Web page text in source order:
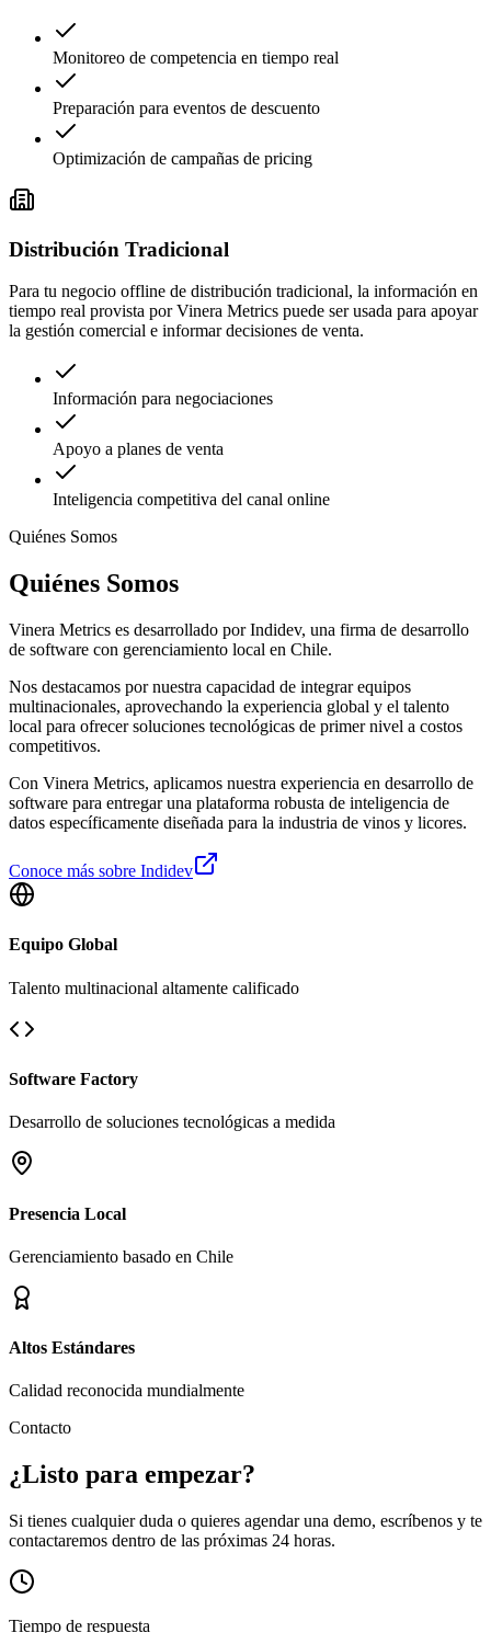
Monitoreo de competencia en tiempo real
Preparación para eventos de descuento
Optimización de campañas de pricing
Distribución Tradicional
Para tu negocio offline de distribución tradicional, la información en
tiempo real provista por Vinera Metrics puede ser usada para apoyar
la gestión comercial e informar decisiones de venta.
Información para negociaciones
Apoyo a planes de venta
Inteligencia competitiva del canal online
Quiénes Somos
Quiénes Somos
Vinera Metrics es desarrollado por Indidev, una firma de desarrollo
de software con gerenciamiento local en Chile.
Nos destacamos por nuestra capacidad de integrar equipos
multinacionales, aprovechando la experiencia global y el talento
local para ofrecer soluciones tecnológicas de primer nivel a costos
competitivos.
Con Vinera Metrics, aplicamos nuestra experiencia en desarrollo de
software para entregar una plataforma robusta de inteligencia de
datos específicamente diseñada para la industria de vinos y licores.
Conoce más sobre Indidev
Equipo Global
Talento multinacional altamente calificado
Software Factory
Desarrollo de soluciones tecnológicas a medida
Presencia Local
Gerenciamiento basado en Chile
Altos Estándares
Calidad reconocida mundialmente
Contacto
¿Listo para empezar?
Si tienes cualquier duda o quieres agendar una demo, escríbenos y te
contactaremos dentro de las próximas 24 horas.
Tiempo de respuesta